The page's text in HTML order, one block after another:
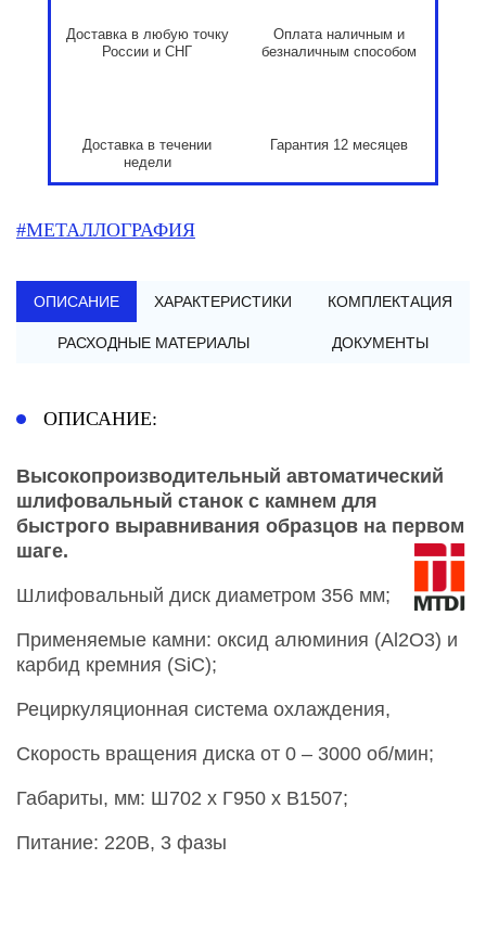
Доставка в любую точку
России и СНГ
Оплата наличным и
безналичным способом
Доставка в течении
недели
Гарантия 12 месяцев
#МЕТАЛЛОГРАФИЯ
ОПИСАНИЕ ХАРАКТЕРИСТИКИ КОМПЛЕКТАЦИЯ
РАСХОДНЫЕ МАТЕРИАЛЫ ДОКУМЕНТЫ
ОПИСАНИЕ:
Высокопроизводительный автоматический
шлифовальный станок с камнем для
быстрого выравнивания образцов на первом
шаге.
Шлифовальный диск диаметром 356 мм;
Применяемые камни: оксид алюминия (Al2O3) и
карбид кремния (SiC);
Рециркуляционная система охлаждения,
Скорость вращения диска от 0 – 3000 об/мин;
Габариты, мм: Ш702 х Г950 х В1507;
Питание: 220В, 3 фазы